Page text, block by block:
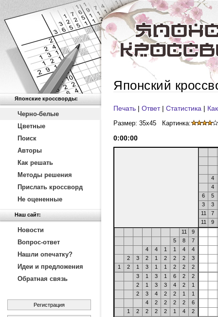
Японские кроссворды:
Черно-белые
Цветные
Поиск
Авторы
Как решать
Методы решения
Прислать кроссворд
Не оцененные
Наш сайт:
Новости
Вопрос-ответ
Нашли опечатку?
Идеи и предложения
Обратная связь
Регистрация
Японский
Печать | Ответ| Статистика |
Размер: 35x45 Картинка:
0:00:00
4
4
6
5
3
3
11
7
11
9
11
9
5
8
7
4
4 1 1 4
4
2
3 2 1 2 2 2
3
1
2 1 3 1 1 2 2
2
3
1 3 1 6 2
2
2
1 3 3 4 2
1
2
3 4 2 2 1
1
4
2 2 2 2
6
1
2 2 2 2 1 4
2